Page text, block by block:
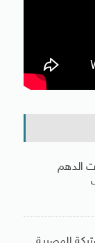
الدهم